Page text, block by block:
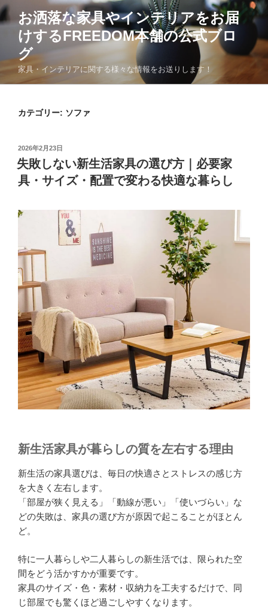
コ
ン
ツ
お洒落な家具やインテリアをお届
けするFREEDOM本舗の公式ブロ
グ
家具・インテリアに関する様々な情報をお送りします！
カテゴリー: ソファ
投
稿
日:
2026年2月23日
失敗しない新生活家具の選び方｜必要家
具・サイズ・配置で変わる快適な暮らし
新生活家具が暮らしの質を左右する理由
新生活の家具選びは、毎日の快適さとストレスの感じ方
を大きく左右します。
「部屋が狭く見える」「動線が悪い」「使いづらい」な
どの失敗は、家具の選び方が原因で起こることがほとん
ど。
特に一人暮らしや二人暮らしの新生活では、限られた空
間をどう活かすかが重要です。
家具のサイズ・色・素材・収納力を工夫するだけで、同
じ部屋でも驚くほど過ごしやすくなります。